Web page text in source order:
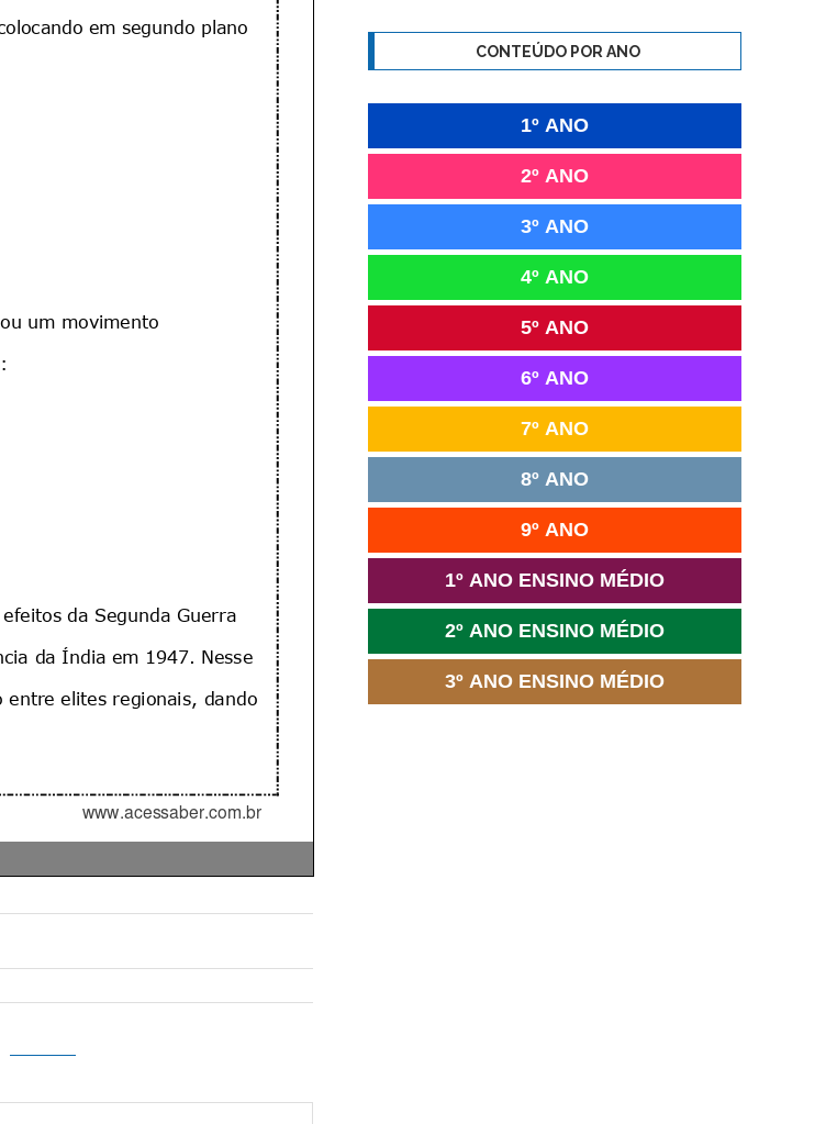
CONTEÚDO POR ANO
1º ANO
2º ANO
3º ANO
4º ANO
5º ANO
6º ANO
7º ANO
8º ANO
9º ANO
1º ANO ENSINO MÉDIO
2º ANO ENSINO MÉDIO
3º ANO ENSINO MÉDIO